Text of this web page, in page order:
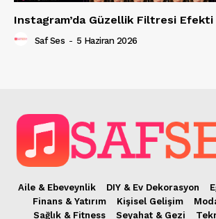
Instagram’da Güzellik Filtresi Efekti
Saf Ses - 5 Haziran 2026
Aile & Ebeveynlik DIY & Ev Dekorasyon
Finans & Yatırım
Kişisel Gelişim
Sağlık & Fitness
Seyahat & Gezi